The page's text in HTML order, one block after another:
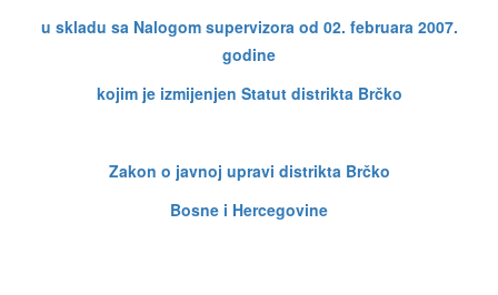
u skladu sa Nalogom supervizora od 02. februara 2007.
godine
kojim je izmijenjen Statut distrikta Brčko
Zakon o javnoj upravi distrikta Brčko
Bosne i Hercegovine